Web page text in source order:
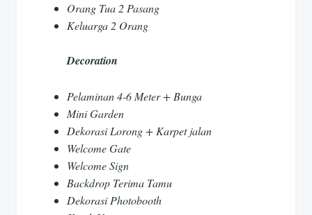
Orang Tua 2 Pasang
Keluarga 2 Orang
Decoration
Pelaminan 4-6 Meter + Bunga
Mini Garden
Dekorasi Lorong + Karpet jalan
Welcome Gate
Welcome Sign
Backdrop Terima Tamu
Dekorasi Photobooth